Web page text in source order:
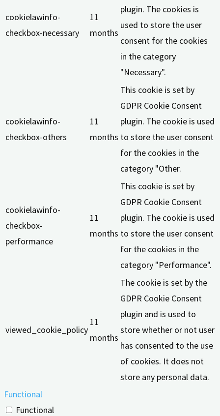
cookielawinfo-
checkbox-necessary
11
months
plugin. The cookies is
used to store the user
consent for the cookies
in the category
"Necessary".
cookielawinfo-
checkbox-others
11
months
This cookie is set by
GDPR Cookie Consent
plugin. The cookie is used
to store the user consent
for the cookies in the
category "Other.
cookielawinfo-
checkbox-
performance
11
months
This cookie is set by
GDPR Cookie Consent
plugin. The cookie is used
to store the user consent
for the cookies in the
category "Performance".
viewed_cookie_policy
11
months
The cookie is set by the
GDPR Cookie Consent
plugin and is used to
store whether or not user
has consented to the use
of cookies. It does not
store any personal data.
Functional
Functional